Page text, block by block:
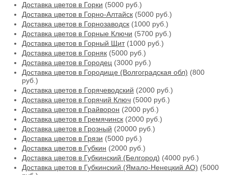
Доставка цветов в Горки (5000 руб.)
Доставка цветов в Горно-Алтайск (5000 руб.)
Доставка цветов в Горнозаводск (1000 руб.)
Доставка цветов в Горные Ключи (5700 руб.)
Доставка цветов в Горный Щит(1000 руб.)
Доставка цветов в Горняк (5000 руб.)
Доставка цветов в Городец (3000 руб.)
Доставка цветов в Городище (Волгоградская обл) (800
руб.)
Доставка цветов в Горячеводский (2000 руб.)
Доставка цветов в Горячий Ключ (5000 руб.)
Доставка цветов в Грайворон (2000 руб.)
Доставка цветов в Гремячинск (2000 руб.)
Доставка цветов в Грозный (20000 руб.)
Доставка цветов в Грязи (5000 руб.)
Доставка цветов в Губкин (2000 руб.)
Доставка цветов в Губкинский (Белгород) (4000 руб.)
Доставка цветов в Губкинский (Ямало-Ненецкий АО) (5000